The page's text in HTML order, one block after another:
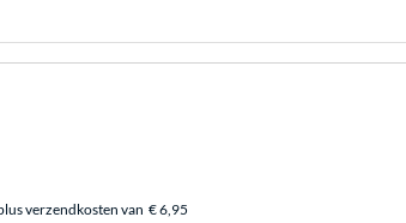
verzendkosten van € 6,95